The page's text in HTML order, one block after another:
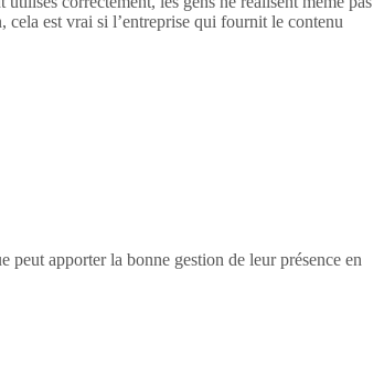
est vrai si l’entreprise qui fournit le contenu
peut apporter la bonne gestion de leur présence en